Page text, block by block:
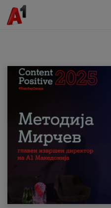
МК EN
Приватни Деловни
Поддршка
Надополни кредит